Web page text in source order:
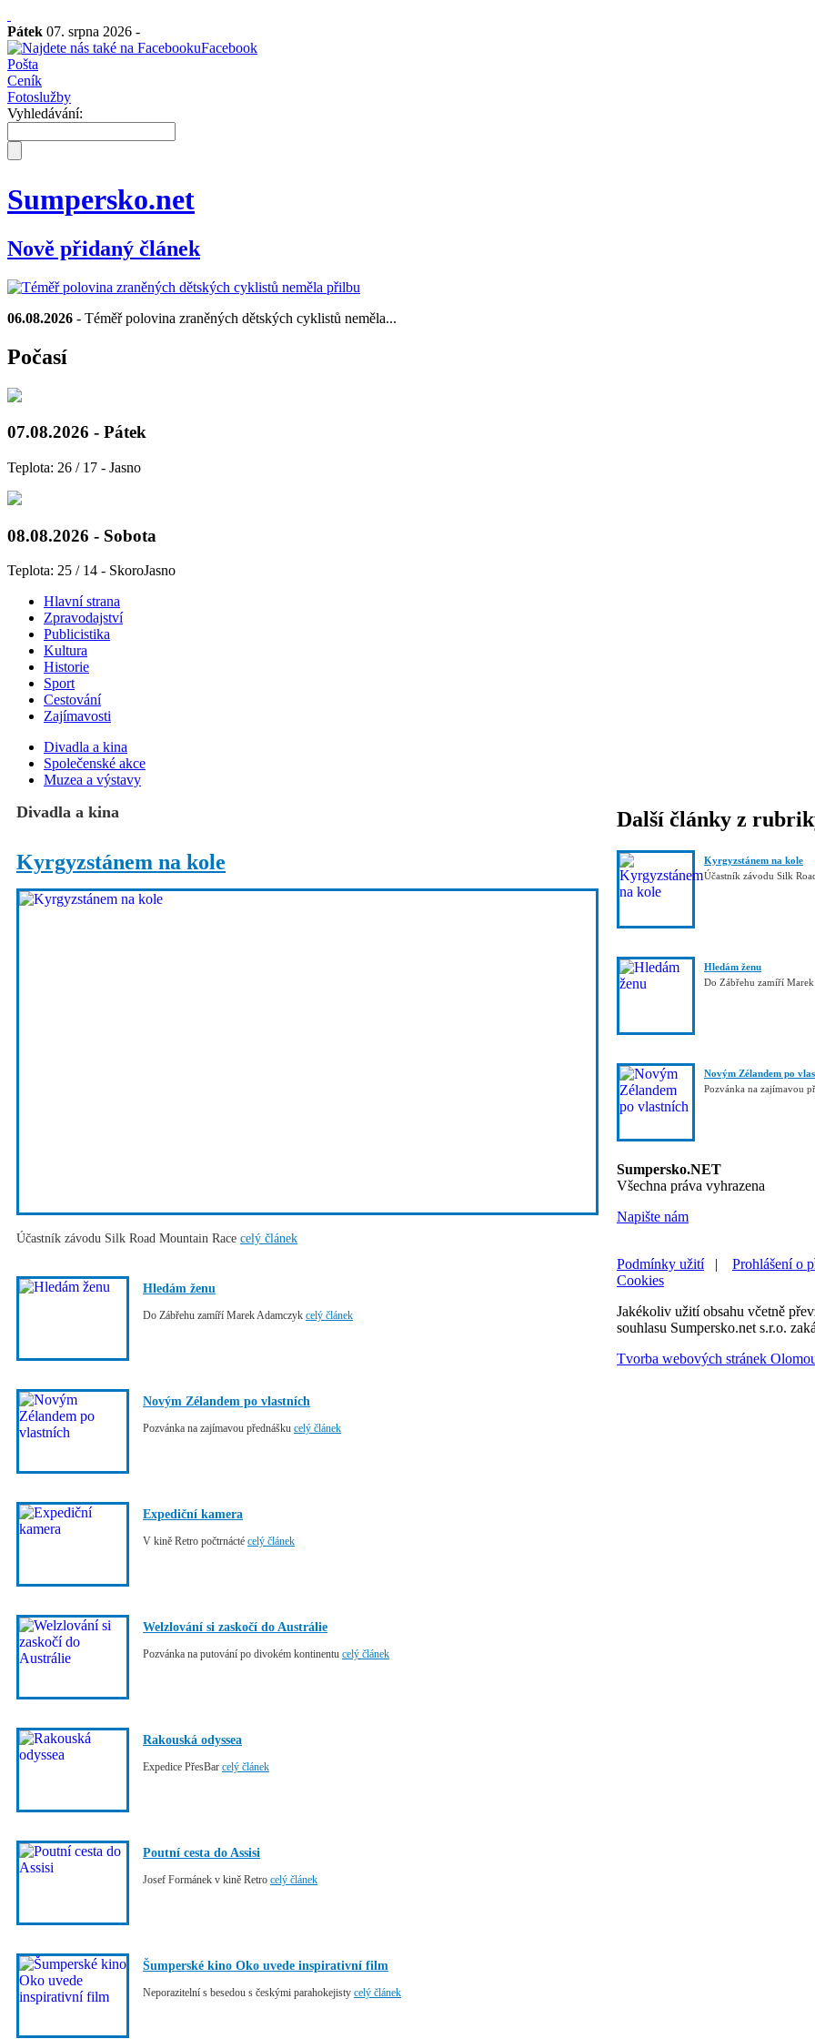
Pátek 07. srpna 2026 -
Facebook
Pošta
Ceník
Fotoslužby
Vyhledávání:
Sumpersko.net
Nově přidaný článek
06.08.2026 - Téměř polovina zraněných dětských cyklistů neměla...
Počasí
07.08.2026 - Pátek
Teplota: 26 / 17 - Jasno
08.08.2026 - Sobota
Teplota: 25 / 14 - SkoroJasno
Hlavní strana
Zpravodajství
Publicistika
Kultura
Historie
Sport
Cestování
Zajímavosti
Divadla a kina
Společenské akce
Muzea a výstavy
Divadla a kina
Kyrgyzstánem na kole
Účastník závodu Silk Road Mountain Race celý článek
Hledám ženu
Do Zábřehu zamíří Marek Adamczyk celý článek
Novým Zélandem po vlastních
Pozvánka na zajímavou přednášku celý článek
Expediční kamera
V kině Retro počtrnácté celý článek
Welzlování si zaskočí do Austrálie
Pozvánka na putování po divokém kontinentu celý článek
Rakouská odyssea
Expedice PřesBar celý článek
Poutní cesta do Assisi
Josef Formánek v kině Retro celý článek
Šumperské kino Oko uvede inspirativní film
Neporazitelní s besedou s českými parahokejisty celý článek
Další články z
Kyrgyzstánem na kole
Účastník závodu Silk
Hledám ženu
Do Zábřehu zamíří
Novým Zélandem po
Pozvánka na zajímavou
Sumpersko.NET
Všechna práva vyhrazena
Napište nám
Podmínky užití
Prohlášení o
Cookies
Jakékoliv užití obsahu včetně
souhlasu Sumpersko.net s.r.o.
Tvorba webových stránek